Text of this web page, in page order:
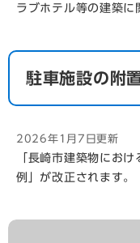
ラブホテル等の建築に
駐車施設の附
2026年1月7日更新
「長崎市建築物にお
例」が改正されます。